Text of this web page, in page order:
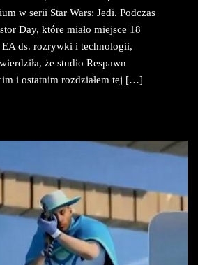
w serii Star Wars: Jedi. Podczas
Day, które miało miejsce 18
EA ds. rozrywki i technologii,
że studio Respawn
i ostatnim rozdziałem tej […]